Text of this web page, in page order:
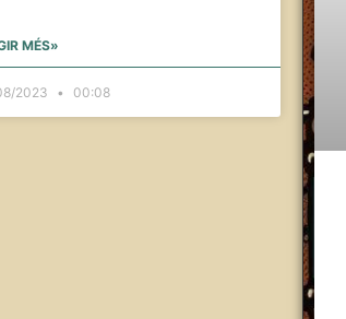
MÉS»
2023 00:08